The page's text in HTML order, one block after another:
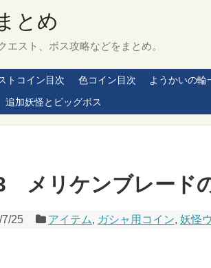
とめ
スト、ボス攻略などをまとめ。
トコイン目次 色コイン目次 ようかいの輪
加妖怪とビッグボス
メリケンブレード
7/25 アイテム, ガシャ用コイン, 妖怪